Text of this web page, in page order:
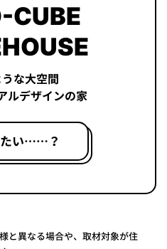
CUBE
な大空間
ルデザインの家
たい……？
と異なる場合や、取材対象が住